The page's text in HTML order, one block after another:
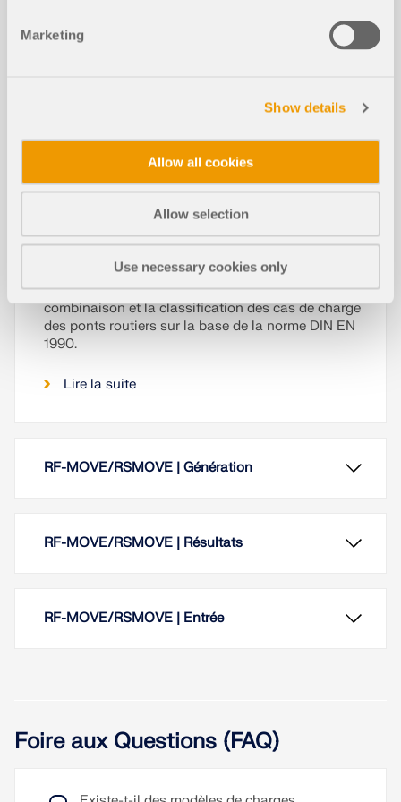
Marketing
Show details
Allow all cookies
Allow selection
Use necessary cookies only
module complémentaire Analyse des phases de
construction (CSA).
La norme EN 1991-2:2003 est implémentée dans
RFEM et RSTAB pour les assistants de
combinaison et la classification des cas de charge
des ponts routiers sur la base de la norme DIN EN
1990.
Lire la suite
RF-MOVE/RSMOVE | Génération
clic. Les numéros des cas de charge et des
Lire la suite
RF-MOVE/RSMOVE | Résultats
RF-MOVE/RSMOVE | Entrée
Foire aux Questions (FAQ)